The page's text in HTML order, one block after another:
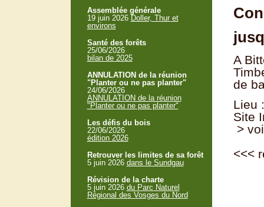
A
de
Lieu
Site
>
<<<
Assemblée générale
19 juin 2026 Doller, Thur et
environs
Santé des forêts
25/06/2026
bilan de 2025
ANNULATION de la réunion
"Planter ou ne pas planter"
24/06/2026
ANNULATION de la réunion
"Planter ou ne pas planter"
Les défis du bois
22/06/2026
édition 2026
Retrouver les limites de sa forêt
5 juin 2026 dans le Sundgau
Révision de la charte
5 juin 2026 du Parc Naturel
Régional des Vosges du Nord